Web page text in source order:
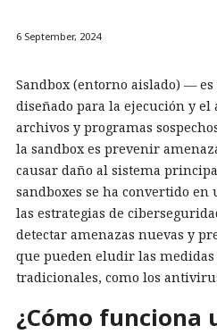
6 September, 2024
Sandbox (entorno aislado) —
diseñado para la ejecución y el
archivos y programas
la sandbox es prevenir
causar daño al sistema
sandboxes se ha convertido
las estrategias de
detectar amenazas nuevas y
que pueden eludir las
tradicionales, como los
¿Cómo funciona